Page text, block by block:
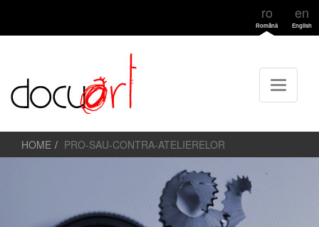
ro
Română
en
English
HOME PRO-SAU-CONTRA-ATELIERELOR